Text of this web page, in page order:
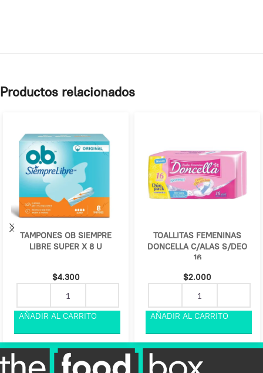
Productos relacionados
TAMPONES OB SIEMPRE
LIBRE SUPER X 8 U
$4.300
TOALLITAS FEMENINAS
DONCELLA C/ALAS S/DEO
16
$2.000